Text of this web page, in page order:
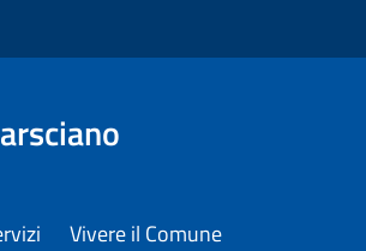
Vivere il Comune